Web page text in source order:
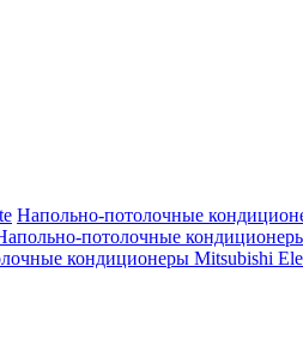
Напольно-потолочные
потолочные
кондиционеры Mitsubishi